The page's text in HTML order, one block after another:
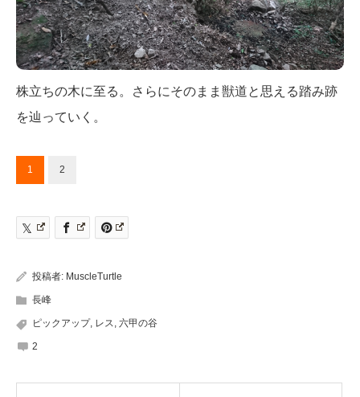
株立ちの木に至る。さらにそのまま獣道と思える踏み跡
を辿っていく。
1 2
投稿者: MuscleTurtle
長峰
ピックアップ, レス, 六甲の谷
2